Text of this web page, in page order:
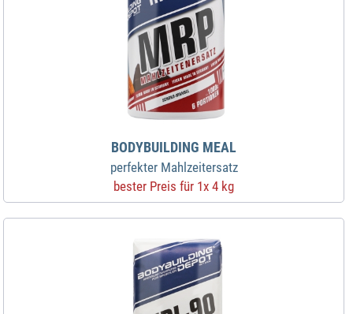
BODYBUILDING MEAL
perfekter Mahlzeitersatz
bester Preis für 1x 4 kg